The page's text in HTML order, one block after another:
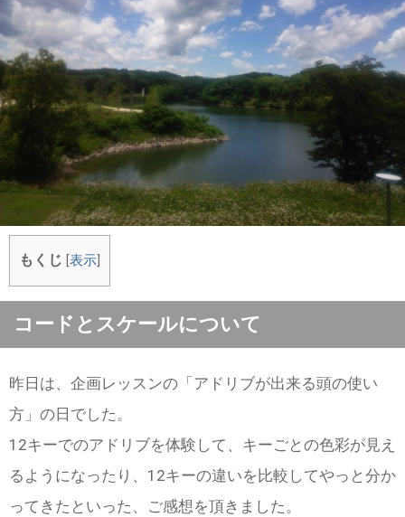
もくじ 表示
コードとスケールについて
昨日は、企画レッスンの「アドリブが出来る頭の使い
方」の日でした。
12キーでのアドリブを体験して、キーごとの色彩が見え
るようになったり、12キーの違いを比較してやっと分か
ってきたといった、ご感想を頂きました。